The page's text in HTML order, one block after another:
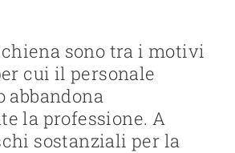
aziendale
la legge
del lavoro
sono tra i motivi
cui il personale
la professione. A
sostanziali per la